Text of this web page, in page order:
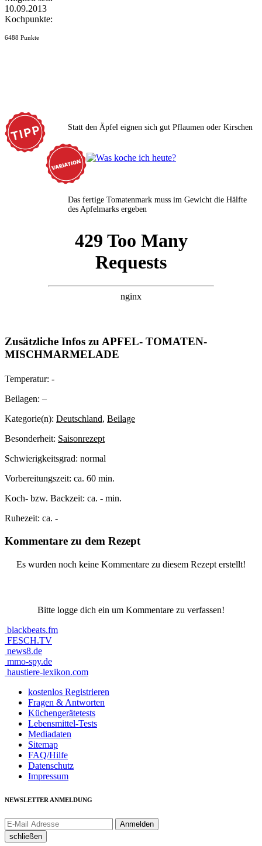
10.09.2013
Kochpunkte:
6488 Punkte
Statt den Äpfel eignen sich gut Pflaumen oder Kirschen
Das fertige Tomatenmark muss im Gewicht die Hälfte
des Apfelmarks ergeben
Zusätzliche Infos zu APFEL- TOMATEN-
MISCHMARMELADE
Temperatur: -
Beilagen: –
Kategorie(n): Deutschland, Beilage
Besonderheit: Saisonrezept
Schwierigkeitsgrad: normal
Vorbereitungszeit: ca. 60 min.
Koch- bzw. Backzeit: ca. - min.
Ruhezeit: ca. -
Kommentare zu dem Rezept
Es wurden noch keine Kommentare zu diesem Rezept erstellt!
Bitte logge dich ein um Kommentare zu verfassen!
blackbeats.fm
FESCH.TV
news8.de
mmo-spy.de
haustiere-lexikon.com
kostenlos Registrieren
Fragen & Antworten
Küchengerätetests
Lebensmittel-Tests
Mediadaten
Sitemap
FAQ/Hilfe
Datenschutz
Impressum
NEWSLETTER ANMELDUNG
schließen